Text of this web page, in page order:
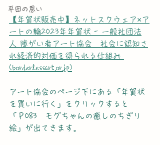
平田の思い
【年賀状販売中】ネットスクウェア×ア
ートの輪2023年年賀状 - 一般社団法
人 障がい者アート協会　社会に認知さ
れ経済的対価を得られる仕組み
(borderlessart.or.jp)
アート協会のページ下にある「年賀状
を買いに行く」をクリックすると
「Ｐ083　モグちゃんの癒しのちぎり
絵」が出てきます。